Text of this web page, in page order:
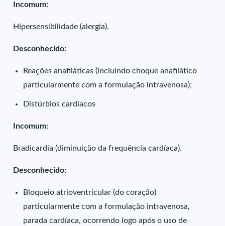
Incomum:
Hipersensibilidade (alergia).
Desconhecido:
Reações anafiláticas (incluindo choque anafilático
particularmente com a formulação intravenosa);
Distúrbios cardíacos
Incomum:
Bradicardia (diminuição da frequência cardíaca).
Desconhecido:
Bloqueio atrioventricular (do coração)
particularmente com a formulação intravenosa,
parada cardíaca, ocorrendo logo após o uso de